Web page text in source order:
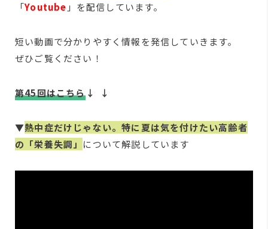
「Youtube 」を配信しています。
短い動画で分かりやすく情報を発信していきます。
ぜひご覧ください！
第45回はこちら↓ ↓
▼熱中症だけじゃない。特に夏は気を付けたい高齢者
の「栄養失調」 について解説しています